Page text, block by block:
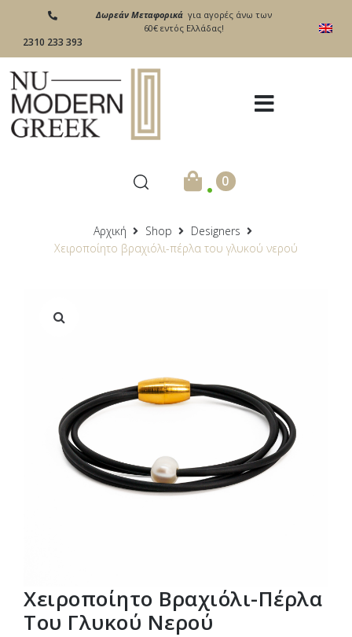
2310 233 393
Δωρεάν Μεταφορικά για αγορές άνω των
60€ εντός Ελλάδας!
. 0
Αρχική Shop
Designers
Χειροποίητο βραχιόλι-πέρλα του γλυκού νερού
Χειροποίητο Βραχιόλι-Πέρλα
Του Γλυκού Νερού